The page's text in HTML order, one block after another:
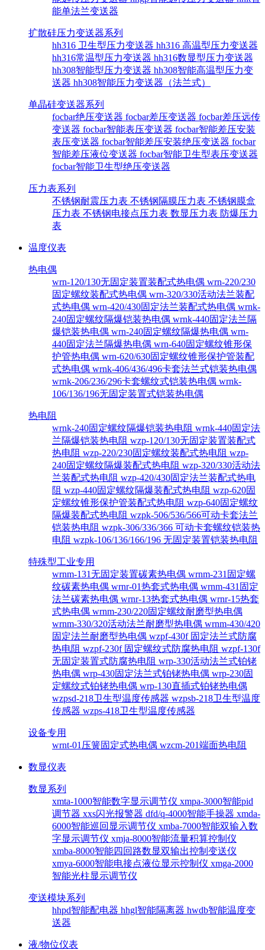
能单法兰变送器
扩散硅压力变送器系列
hh316 卫生型压力变送器 hh316 高温型压力变送器
hh316常温型压力变送器 hh316数显型压力变送器
hh308智能型压力变送器 hh308智能高温型压力变
送器 hh308智能压力变送器（法兰式）
单晶硅变送器系列
focbar绝压变送器 focbar差压变送器 focbar差压远传
变送器 focbar智能表压变送器 focbar智能差压安装
表压变送器 focbar智能差压安装绝压变送器 focbar
智能差压液位变送器 focbar智能卫生型表压变送器
focbar智能卫生型绝压变送器
压力表系列
不锈钢耐震压力表 不锈钢隔膜压力表 不锈钢膜盒
压力表 不锈钢电接点压力表 数显压力表 防爆压力
表
温度仪表
热电偶
wrn-120/130无固定装置装配式热电偶 wrn-220/230
固定螺纹装配式热电偶 wrn-320/330活动法兰装配
式热电偶 wrn-420/430固定法兰装配式热电偶 wrnk-
240固定螺纹隔爆铠装热电偶 wrnk-440固定法兰隔
爆铠装热电偶 wrn-240固定螺纹隔爆热电偶 wrn-
440固定法兰隔爆热电偶 wrn-640固定螺纹锥形保
护管热电偶 wrn-620/630固定螺纹锥形保护管装配
式热电偶 wrnk-406/436/496卡套法兰式铠装热电偶
wrnk-206/236/296卡套螺纹式铠装热电偶 wrnk-
106/136/196无固定装置式铠装热电偶
热电阻
wrnk-240固定螺纹隔爆铠装热电阻 wrnk-440固定法
兰隔爆铠装热电阻 wzp-120/130无固定装置装配式
热电阻 wzp-220/230固定螺纹装配式热电阻 wzp-
240固定螺纹隔爆装配式热电阻 wzp-320/330活动法
兰装配式热电阻 wzp-420/430固定法兰装配式热电
阻 wzp-440固定螺纹隔爆装配式热电阻 wzp-620固
定螺纹锥形保护管装配式热电阻 wzp-640固定螺纹
隔爆装配式热电阻 wzpk-506/536/566可动卡套法兰
铠装热电阻 wzpk-306/336/366 可动卡套螺纹铠装热
电阻 wzpk-106/136/166/196 无固定装置铠装热电阻
特殊型工业专用
wrnm-131无固定装置碳素热电偶 wrnm-231固定螺
纹碳素热电偶 wrnr-01热套式热电偶 wrnm-431固定
法兰碳素热电偶 wrnr-13热套式热电偶 wrnr-15热套
式热电偶 wrnm-230/220固定螺纹耐磨型热电偶
wrnm-330/320活动法兰耐磨型热电偶 wrnm-430/420
固定法兰耐磨型热电偶 wzpf-430f 固定法兰式防腐
热电阻 wzpf-230f 固定螺纹式防腐热电阻 wzpf-130f
无固定装置式防腐热电阻 wrp-330活动法兰式铂铑
热电偶 wrp-430固定法兰式铂铑热电偶 wrp-230固
定螺纹式铂铑热电偶 wrp-130直插式铂铑热电偶
wzpsd-218卫生型温度传感器 wzpsb-218卫生型温度
传感器 wzps-418卫生型温度传感器
设备专用
wrnt-01压簧固定式热电偶 wzcm-201端面热电阻
数显仪表
数显系列
xmta-1000智能数字显示调节仪 xmpa-3000智能pid
调节器 xxs闪光报警器 dfd/q-4000智能手操器 xmda-
6000智能巡回显示调节仪 xmba-7000智能双输入数
字显示调节仪 xmja-8000智能流量积算控制仪
xmba-8000智能四回路数显双输出控制变送仪
xmya-6000智能电接点液位显示控制仪 xmga-2000
智能光柱显示调节仪
变送模块系列
hhpd智能配电器 hhgl智能隔离器 hwdb智能温度变
送器
液/物位仪表